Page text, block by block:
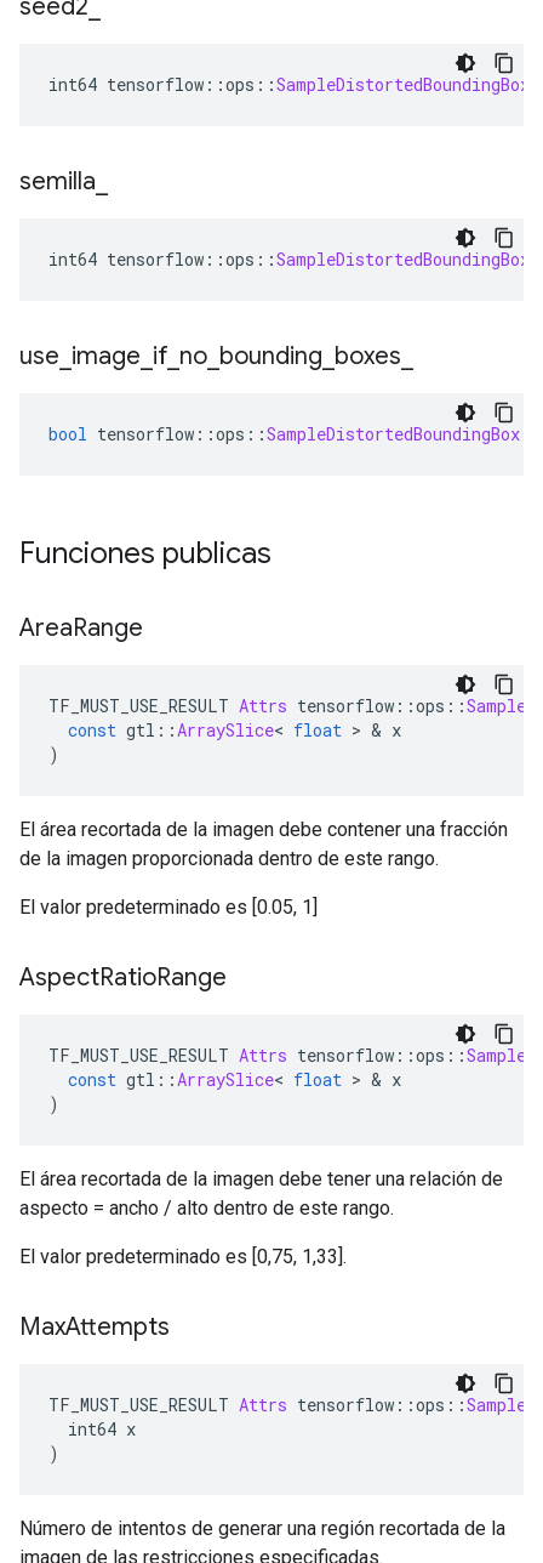
seed2
int64 tensorflow ::ops ::SampleDistortedBoundingBox
semilla
int64 tensorflow ::ops ::SampleDistortedBoundingBox
use image if no bounding boxes
bool tensorflow ::ops ::SampleDistortedBoundingBox
Funciones publicas
AreaRange
TF_MUST_USE_RESULT Attrs tensorflow ::ops ::
const gtl ::ArraySlice< float > & x
)
El área recortada de la imagen debe contener una fracción
de la imagen proporcionada dentro de este rango.
El valor predeterminado es [0.05, 1]
AspectRatioRange
TF_MUST_USE_RESULT Attrs tensorflow ::ops ::
const gtl ::ArraySlice< float > & x
)
El área recortada de la imagen debe tener una relación de
aspecto = ancho / alto dentro de este rango.
El valor predeterminado es [0,75, 1,33].
MaxAttempts
TF_MUST_USE_RESULT Attrs tensorflow ::ops ::
int64 x
)
Número de intentos de generar una región recortada de la
imagen de las restricciones especificadas.